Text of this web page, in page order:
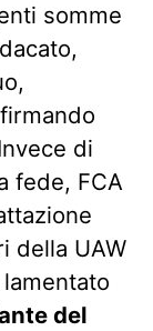
somme
di
fede, FCA
della UAW
lamentato
del